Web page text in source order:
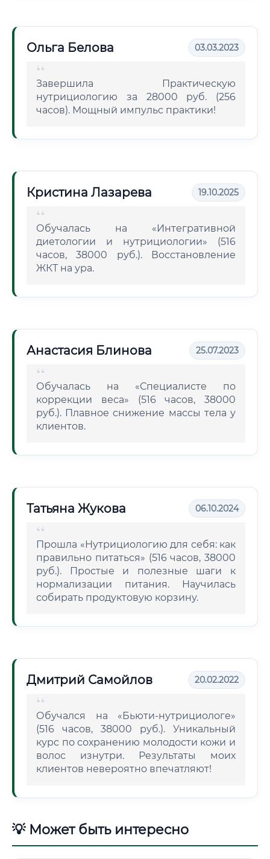
Ольга Белова 03.03.2023
Завершила Практическую
нутрициологию за 28000 руб. (256
часов). Мощный импульс практики!
Кристина Лазарева 19.10.2025
Обучалась на «Интегративной
диетологии и нутрициологии» (516
часов, 38000 руб.). Восстановление
ЖКТ на ура.
Анастасия Блинова 25.07.2023
Обучалась на «Специалисте по
коррекции веса» (516 часов, 38000
руб.). Плавное снижение массы тела у
клиентов.
Татьяна Жукова 06.10.2024
Прошла «Нутрициологию для себя: как
правильно питаться» (516 часов, 38000
руб.). Простые и полезные шаги к
нормализации питания. Научилась
собирать продуктовую корзину.
Дмитрий Самойлов 20.02.2022
Обучался на «Бьюти-нутрициологе»
(516 часов, 38000 руб.). Уникальный
курс по сохранению молодости кожи и
волос изнутри. Результаты моих
клиентов невероятно впечатляют!
💡 Может быть интересно